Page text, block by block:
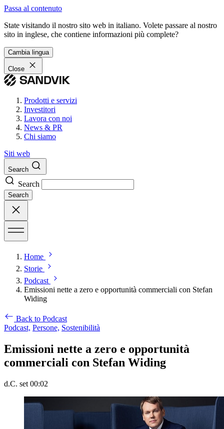
Passa al contenuto
State visitando il nostro sito web in italiano. Volete passare al nostro
sito in inglese, che contiene informazioni più complete?
Cambia lingua
Close
Prodotti e servizi
Investitori
Lavora con noi
News & PR
Chi siamo
Siti web
Search
Search
Search
Home
Storie
Podcast
Emissioni nette a zero e opportunità commerciali con Stefan
Widing
Back to Podcast
Podcast, Persone, Sostenibilità
Emissioni nette a zero e opportunità
commerciali con Stefan Widing
d.C. set 00:02